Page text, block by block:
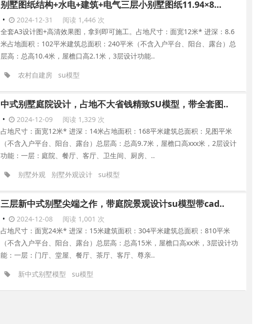
别墅图纸结构+水电+建筑+电气三层小别墅图纸11.94×8...
• 2024-12-31
阅读 1,446 次
全套A3设计图+高清效果图，拿到即可施工。占地尺寸：面宽12米* 进深：8.6
米占地面积：102平米建筑总面积：240平米（不含入户平台、阳台、露台）总
层高：总高10.4米，屋檐口高2.1米，3层设计功能..
农村自建房 su模型
中式别墅庭院设计，占地不大省钱精致SU模型，带全套图..
• 2024-12-09
阅读 1,329 次
占地尺寸：面宽12米* 进深：14米占地面积：168平米建筑总面积：见图平米
（不含入户平台、阳台、露台）总层高：总高9.7米，屋檐口高xxx米，2层设计
功能：一层：庭院、餐厅、客厅、卫生间、厨房、..
别墅外观 别墅外观设计 su模型
三层新中式别墅尖端之作，带庭院景观设计su模型带cad..
• 2024-12-08
阅读 1,001 次
占地尺寸：面宽24米* 进深：15米建筑面积：304平米建筑总面积：810平米
（不含入户平台、阳台、露台）总层高：总高15米，屋檐口高xx米，3层设计功
能：一层：门厅、堂屋、餐厅、茶厅、客厅、尊亲..
新中式别墅模型 su模型